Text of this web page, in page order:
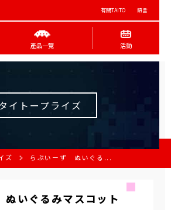
有關TAITO 語言
產品一覽 活動
イトープライズ
ズ らぶいーず ぬいぐる...
いぐるみマスコット